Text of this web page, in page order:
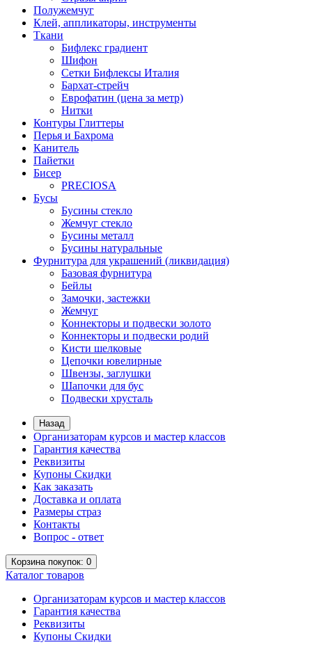
Полужемчуг
Клей, аппликаторы, инструменты
Ткани
Бифлекс градиент
Шифон
Сетки Бифлексы Италия
Бархат-стрейч
Еврофатин (цена за метр)
Нитки
Контуры Глиттеры
Перья и Бахрома
Канитель
Пайетки
Бисер
PRECIOSA
Бусы
Бусины стекло
Жемчуг стекло
Бусины металл
Бусины натуральные
Фурнитура для украшений (ликвидация)
Базовая фурнитура
Бейлы
Замочки, застежки
Жемчуг
Коннекторы и подвески золото
Коннекторы и подвески родий
Кисти шелковые
Цепочки ювелирные
Швензы, заглушки
Шапочки для бус
Подвески хрусталь
Назад
Организаторам курсов и мастер классов
Гарантия качества
Реквизиты
Купоны Скидки
Как заказать
Доставка и оплата
Размеры страз
Контакты
Вопрос - ответ
Корзинапокупок: 0
Каталог товаров
Организаторам курсов и мастер классов
Гарантия качества
Реквизиты
Купоны Скидки